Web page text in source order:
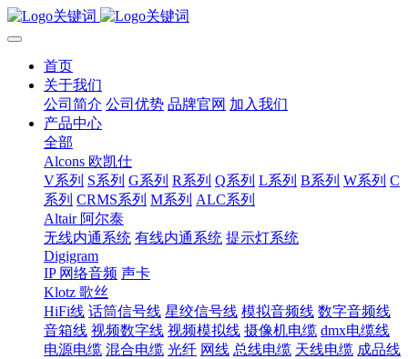
首页
关于我们
公司简介 公司优势 品牌官网 加入我们
产品中心
全部
Alcons 欧凯仕
V系列 S系列 G系列 R系列 Q系列 L系列 B系列 W系列 C
系列 CRMS系列 M系列 ALC系列
Altair 阿尔泰
无线内通系统 有线内通系统 提示灯系统
Digigram
IP 网络音频 声卡
Klotz 歌丝
HiFi线 话筒信号线 星绞信号线 模拟音频线 数字音频线
音箱线 视频数字线 视频模拟线 摄像机电缆 dmx电缆线
电源电缆 混合电缆 光纤 网线 总线电缆 天线电缆 成品线